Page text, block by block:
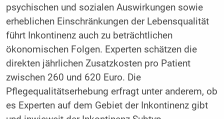
psychischen und sozialen Auswirkungen sowie
erheblichen Einschränkungen der Lebensqualität
führt Inkontinenz auch zu beträchtlichen
ökonomischen Folgen. Experten schätzen die
direkten jährlichen Zusatzkosten pro Patient
zwischen 260 und 620 Euro. Die
Pflegequalitätserhebung erfragt unter anderem, ob
es Experten auf dem Gebiet der Inkontinenz gibt